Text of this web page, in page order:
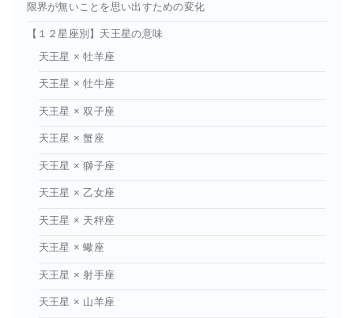
限界が無いことを思い出すための変化
【１２星座別】天王星の意味
天王星 × 牡羊座
天王星 × 牡牛座
天王星 × 双子座
天王星 × 蟹座
天王星 × 獅子座
天王星 × 乙女座
天王星 × 天秤座
天王星 × 蠍座
天王星 × 射手座
天王星 × 山羊座